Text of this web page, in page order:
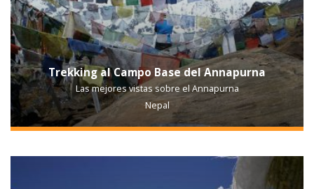
Trekking al Campo Base del Annapurna
Las mejores vistas sobre el Annapurna
Nepal